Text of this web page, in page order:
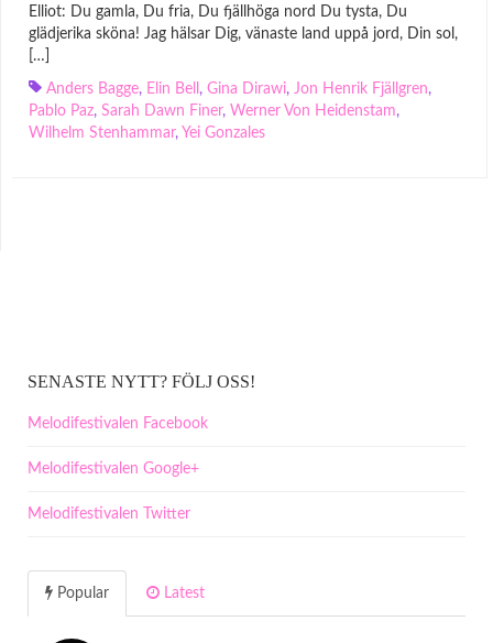
Elliot: Du gamla, Du fria, Du fjällhöga nord Du tysta, Du
glädjerika sköna! Jag hälsar Dig, vänaste land uppå jord, Din sol,
[…]
Anders Bagge, Elin Bell , Gina Dirawi, Jon Henrik Fjällgren,
Pablo Paz, Sarah Dawn Finer, Werner Von Heidenstam,
Wilhelm Stenhammar, Yei Gonzales
SENASTE NYTT? FÖLJ OSS!
Melodifestivalen Facebook
Melodifestivalen Google+
Melodifestivalen Twitter
Popular Latest